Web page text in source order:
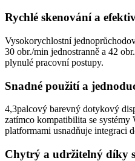
Rychlé skenování a
Vysokorychlostní
30 obr./min jednostranně a 42
plynulé pracovní postupy.
Snadné použití a
4,3palcový barevný dotykový
zatímco kompatibilita se
platformami usnadňuje integraci
Chytrý a udržitelný díky